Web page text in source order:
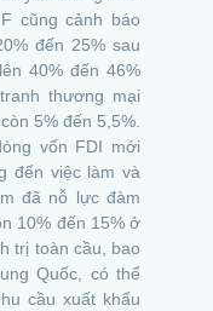
cũng cảnh báo
đến 25% sau
40% đến 46%
thương mại
5% đến 5,5%.
vốn FDI mới
đến việc làm và
đã nỗ lực đàm
10% đến 15% ở
trị toàn cầu, bao
Quốc, có thể
cầu xuất khẩu